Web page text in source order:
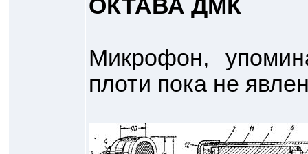
ОКТАВА ДМК
Микрофон,
плоти пока не